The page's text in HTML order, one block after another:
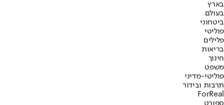
בארץ
בעולם
ביטחוני
פוליטי
פלילים
בריאות
חינוך
משפט
פוליטי-מדיני
תרבות ובידור
ForReal